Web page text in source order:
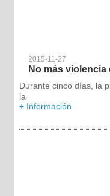
2015-11-27
No más
Durante cinco días, la
la
+ Información